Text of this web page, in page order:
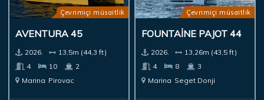
Çevrimiçi müsaitlik
AVENTURA 45
2026.
13,5m (44,3 ft)
4
10
2
Marina Pirovac
Çevrimiçi müsaitlik
FOUNTAINE PAJOT 44
2026.
13,26m (43,5 ft)
4
8
3
Marina Seget Donji